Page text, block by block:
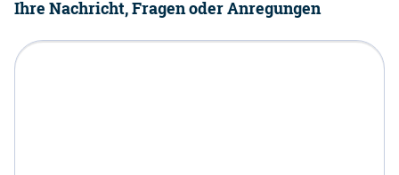
Ihre Nachricht, Fragen oder Anregungen